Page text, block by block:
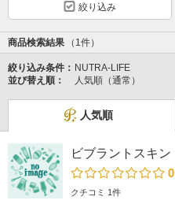
絞り込み
商品検索結果 （1件）
絞り込み条件： NUTRA-LIFE
並び替え順：
人気順（通常）
人気順
ビブラントスキン
0
クチコミ 1件